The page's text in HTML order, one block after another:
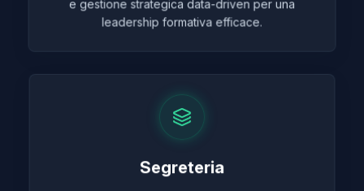
e gestione strategica data-driven per una
leadership formativa efficace.
Segreteria